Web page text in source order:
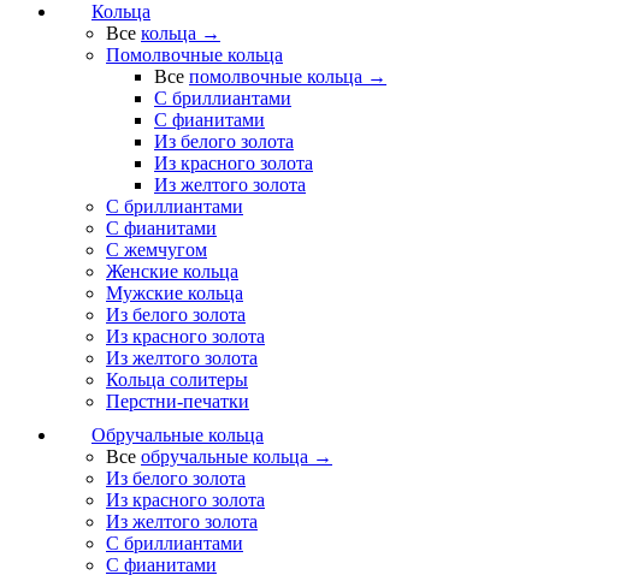
Кольца
Все кольца →
Помолвочные кольца
Все помолвочные кольца →
С бриллиантами
С фианитами
Из белого золота
Из красного золота
Из желтого золота
С бриллиантами
С фианитами
С жемчугом
Женские кольца
Мужские кольца
Из белого золота
Из красного золота
Из желтого золота
Кольца солитеры
Перстни-печатки
Обручальные кольца
Все обручальные кольца →
Из белого золота
Из красного золота
Из желтого золота
С бриллиантами
С фианитами